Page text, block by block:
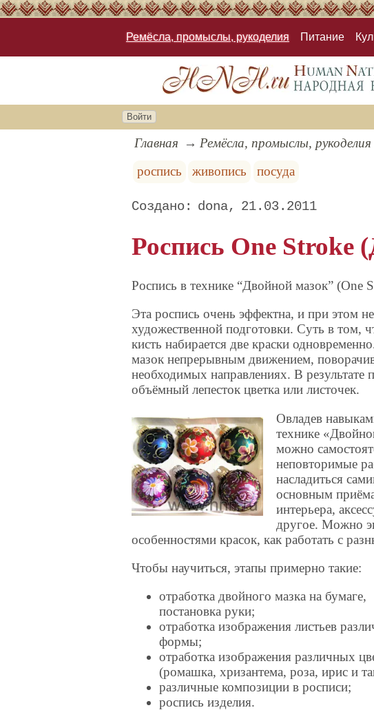
Ремёсла, промыслы, рукоделия Питание
Войти
Главная Ремёсла, промыслы, рукоделия
роспись
живопись посуда
dona 21.03.2011
Роспись One Stroke
Роспись в технике “Двойной мазок” (One
Эта роспись очень эффектна, и при этом
художественной подготовки. Суть в том,
кисть набирается две краски
мазок непрерывным движением,
необходимых направлениях. В результате
объёмный лепесток цветка или листочек.
Овладев
технике
можно
неповторимые
насладиться
основным
интерьера,
другое. Можно
особенностями красок, как работать с
Чтобы научиться, этапы примерно такие:
отработка двойного мазка на бумаге,
постановка руки;
отработка изображения листьев
формы;
отработка изображения различных
(ромашка, хризантема, роза, ирис и
различные композиции в росписи;
роспись изделия.